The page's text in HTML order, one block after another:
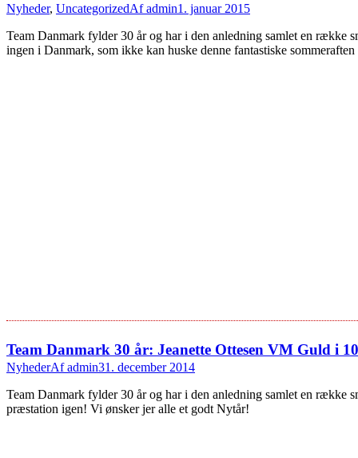
Nyheder, UncategorizedAfadmin1. januar 2015
Team Danmark fylder 30 år og har i den anledning samlet en række
ingen i Danmark, som ikke kan huske denne fantastiske
Team Danmark 30 år: Jeanette Ottesen VM Guld i
NyhederAfadmin31. december 2014
Team Danmark fylder 30 år og har i den anledning samlet en række
præstation igen! Vi ønsker jer alle et godt Nytår!